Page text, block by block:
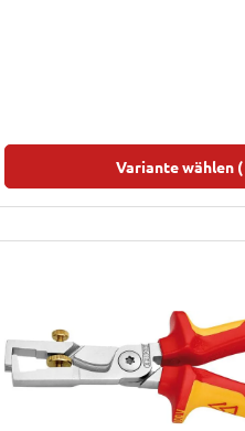
Variante wählen (